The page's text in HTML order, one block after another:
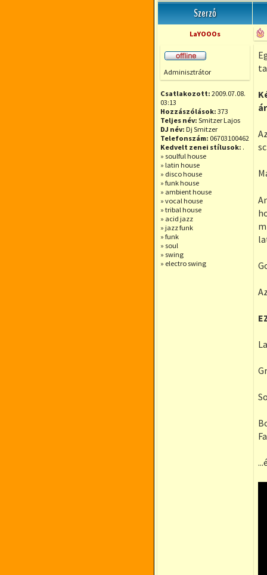
Szerző
LaYOOOs
Adminisztrátor
Csatlakozott: 2009.07.08.
03:13
Hozzászólások: 373
Teljes név: Smitzer Lajos
DJ név: Dj Smitzer
Telefonszám: 06703100462
Kedvelt zenei stílusok: .
» soulful house
» latin house
» disco house
» funk house
» ambient house
» vocal house
» tribal house
» acid jazz
» jazz funk
» funk
» soul
» swing
» electro swing